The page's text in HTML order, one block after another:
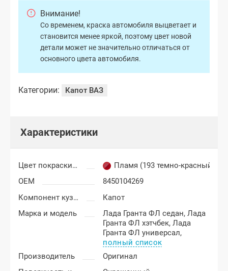
Внимание!
Со временем, краска автомобиля выцветает и
становится менее яркой, поэтому цвет новой
детали может не значительно отличаться от
основного цвета автомобиля.
Категории: Капот ВАЗ
Характеристики
Цвет покраски Лада Гранта ФЛ (FL)
Пламя (193 темно-красный)
OEM
8450104269
Компонент кузова
Капот
Марка и модель
Лада Гранта ФЛ седан,Лада
Гранта ФЛ хэтчбек,Лада
Гранта ФЛ универсал,
полный список
Производитель
Оригинал